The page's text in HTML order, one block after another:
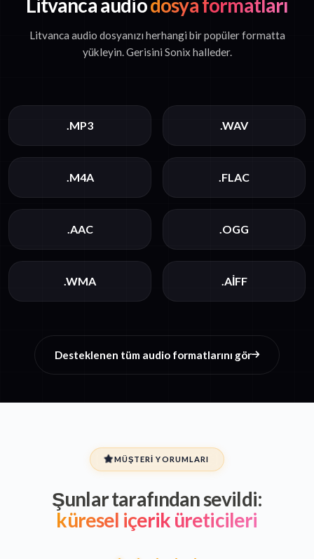
Litvanca audiodosya formatları
Litvanca audio dosyanızı herhangi bir popüler formatta
yükleyin. Gerisini Sonix halleder.
.MP3 .WAV
.M4A .FLAC
.AAC .OGG
.WMA .AIFF
Desteklenen tüm audio formatlarını gör
MÜŞTERI YORUMLARI
Şunlar tarafından sevildi:
küresel içerik üreticileri